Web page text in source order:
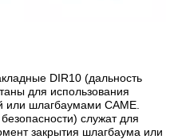
DIR10 (дальность
для использования
или шлагбаумами CAME.
служат для
закрытия шлагбаума или